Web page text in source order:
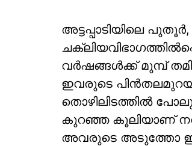
അട്ടപ്പാടിയിലെ
വര്‍ഷങ്ങള്‍ക്ക് മുമ്പ്
ഇവരുടെ
തൊഴിലിടത്തില്‍
കുറഞ്ഞ കൂലിയാണ്
അവരുടെ അടുത്തോ